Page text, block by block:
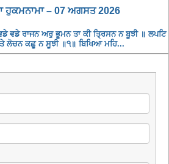
ਹੁਕਮਨਾਮਾ – 07 ਅਗਸਤ 2026
ਵਡੇ ਰਾਜਨ ਅਰੁ ਭੂਮਨ ਤਾ ਕੀ ਤ੍ਰਿਸਨ ਨ ਬੂਝੀ ॥ ਲਪਟਿ
ਲੋਚਨ ਕਛੂ ਨ ਸੂਝੀ ॥੧॥ ਬਿਖਿਆ ਮਹਿ...